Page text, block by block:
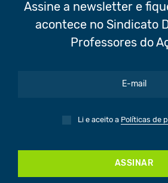
Assine a newsletter e
acontece no Sindicato
Professores do
Li e aceito a Políticas de
ASSINAR